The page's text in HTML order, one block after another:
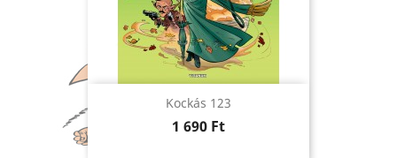
Kockás 123
Ár
1 690 Ft